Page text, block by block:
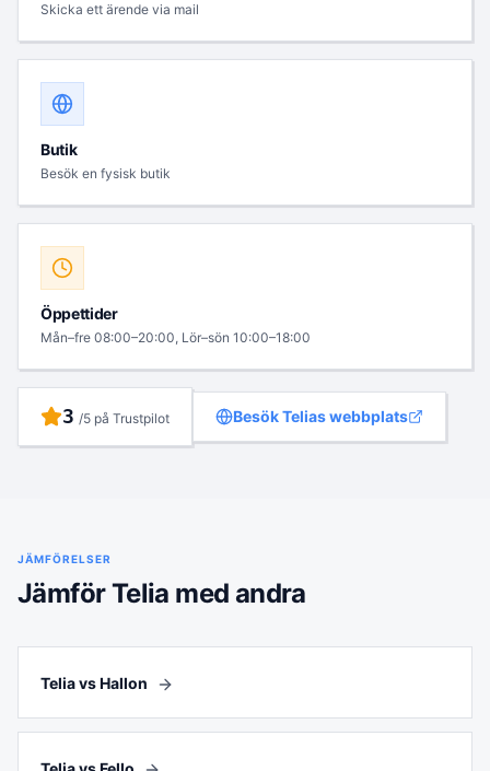
Skicka ett ärende via mail
Butik
Besök en fysisk butik
Öppettider
Mån–fre 08:00–20:00, Lör–sön 10:00–18:00
3 /5 på Trustpilot BesökTelias webbplats
JÄMFÖRELSER
JämförTelia med andra
Telia vs Hallon